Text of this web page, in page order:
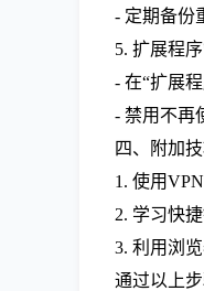
- 定期备份
5. 扩展程序
- 在“扩展
- 禁用不再
四、附加
1. 使用
2. 学习快
3. 利用浏
通过以上